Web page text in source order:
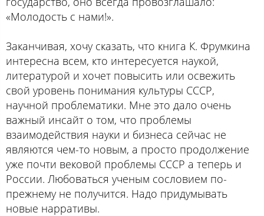
«Молодость с нами!».
Заканчивая, хочу сказать, что книга К. Фрумкина
интересна всем, кто интересуется наукой,
литературой и хочет повысить или освежить
свой уровень понимания культуры СССР,
научной проблематики. Мне это дало очень
важный инсайт о том, что проблемы
взаимодействия науки и бизнеса сейчас не
являются чем-то новым, а просто продолжение
уже почти вековой проблемы СССР а теперь и
России. Любоваться ученым сословием по-
прежнему не получится. Надо придумывать
новые нарративы.